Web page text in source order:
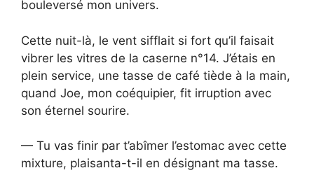
bouleversé mon univers.
Cette nuit-là, le vent sifflait si fort qu’il faisait
vibrer les vitres de la caserne n°14. J’étais en
plein service, une tasse de café tiède à la main,
quand Joe, mon coéquipier, fit irruption avec
son éternel sourire.
— Tu vas finir par t’abîmer l’estomac avec cette
mixture, plaisanta-t-il en désignant ma tasse.